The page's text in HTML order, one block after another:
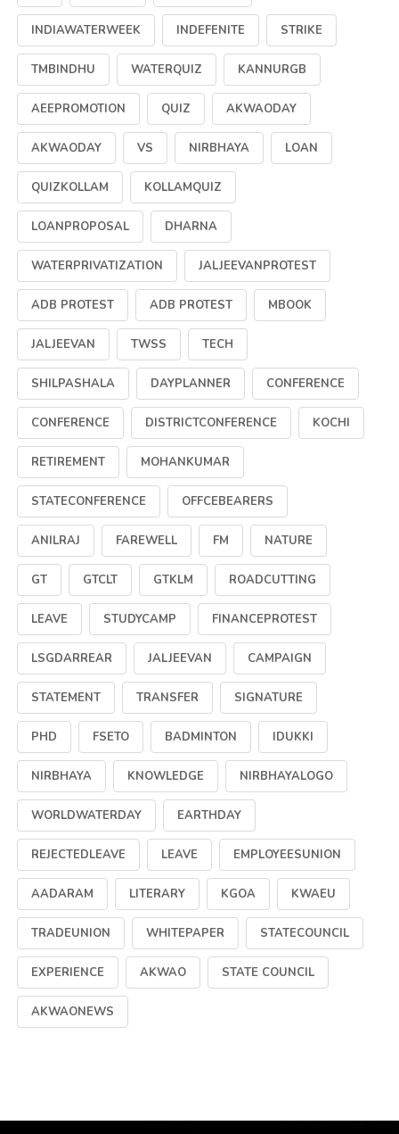
INDIAWATERWEEK INDEFENITE STRIKE
TMBINDHU WATERQUIZ KANNURGB
AEEPROMOTION QUIZ AKWAODAY
AKWAODAY VS NIRBHAYA LOAN
QUIZKOLLAM KOLLAMQUIZ
LOANPROPOSAL DHARNA
WATERPRIVATIZATION JALJEEVANPROTEST
ADB PROTEST ADB PROTEST MBOOK
JALJEEVAN TWSS TECH
SHILPASHALA DAYPLANNER CONFERENCE
CONFERENCE DISTRICTCONFERENCE KOCHI
RETIREMENT MOHANKUMAR
STATECONFERENCE OFFCEBEARERS
ANILRAJ FAREWELL FM NATURE
GT GTCLT GTKLM ROADCUTTING
LEAVE STUDYCAMP FINANCEPROTEST
LSGDARREAR JALJEEVAN CAMPAIGN
STATEMENT TRANSFER SIGNATURE
PHD FSETO BADMINTON IDUKKI
NIRBHAYA KNOWLEDGE NIRBHAYALOGO
WORLDWATERDAY EARTHDAY
REJECTEDLEAVE LEAVE EMPLOYEESUNION
AADARAM LITERARY KGOA KWAEU
TRADEUNION WHITEPAPER STATECOUNCIL
EXPERIENCE AKWAO STATE COUNCIL
AKWAONEWS